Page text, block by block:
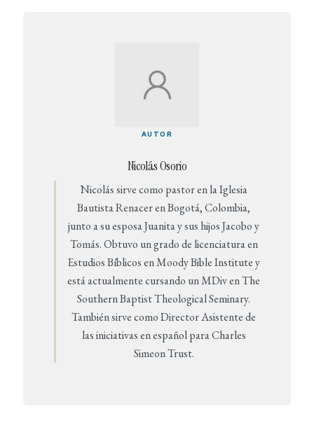
AUTOR
Nicolás Osorio
Nicolás sirve como pastor en la Iglesia
Bautista Renacer en Bogotá, Colombia,
junto a su esposa Juanita y sus hijos Jacobo y
Tomás. Obtuvo un grado de licenciatura en
Estudios Bíblicos en Moody Bible Institute y
está actualmente cursando un MDiv en The
Southern Baptist Theological Seminary.
También sirve como Director Asistente de
las iniciativas en español para Charles
Simeon Trust.